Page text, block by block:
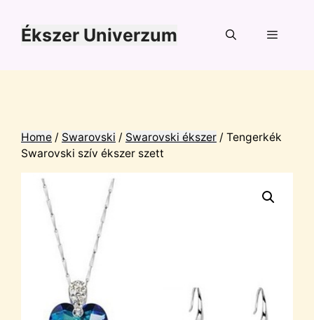
tartalomba
Ékszer Univerzum
Home / Swarovski / Swarovski ékszer / Tengerkék
Swarovski szív ékszer szett